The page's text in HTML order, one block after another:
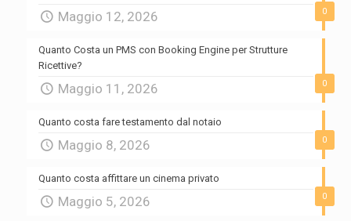
0
Maggio 12, 2026
0
Quanto Costa un PMS con Booking Engine per Strutture
Ricettive?
Maggio 11, 2026
0
Quanto costa fare testamento dal notaio
Maggio 8, 2026
0
Quanto costa affittare un cinema privato
Maggio 5, 2026